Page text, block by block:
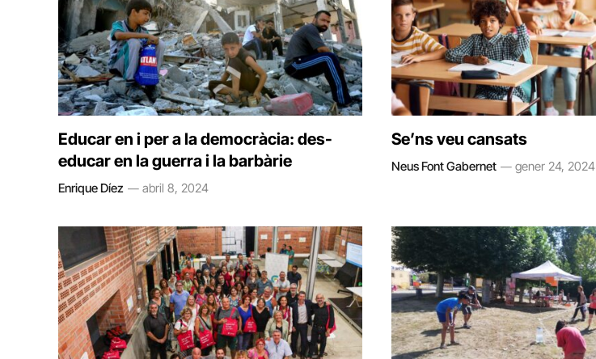
Educar en i per a la democràcia: des-
educar en la guerra i la barbàrie
Enrique Díez abril 8, 2024
Se’ns veu cansats
Neus Font Gabernet gener 24, 2024